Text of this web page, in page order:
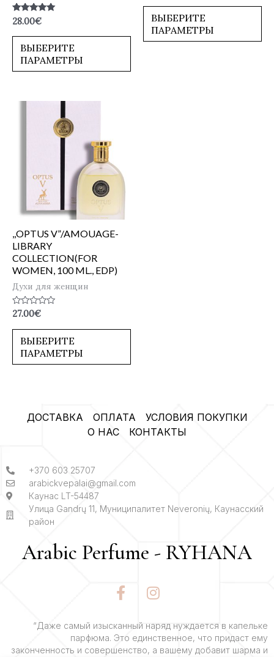
Оценка
из 5
28.00€
ВЫБЕРИТЕ
ПАРАМЕТРЫ
из
ВЫБЕРИТЕ
ПАРАМЕТРЫ
,,OPTUS V”/AMOUAGE-
LIBRARY
COLLECTION(FOR
WOMEN, 100 ML., EDP)
Духи для женщин
Оценка
из
27.00€
ВЫБЕРИТЕ
ПАРАМЕТРЫ
ДОСТАВКА ОПЛАТА
УСЛОВИЯ ПОКУПКИ
О НАС
КОНТАКТЫ
+370 603 25707
arabickvepalai@gmail.com
Каунас LT-54487
Улица Gandrų 11, Муниципалитет Neveronių, Каунасский
район
Arabic Perfume - RYHANA
F
a
e
b
I
n
t
a
“Даже самый изысканный наряд нуждается в капельке
парфюма. Это единственное, что придаст ему
законченность и совершенство, а вашему добавит шарма и